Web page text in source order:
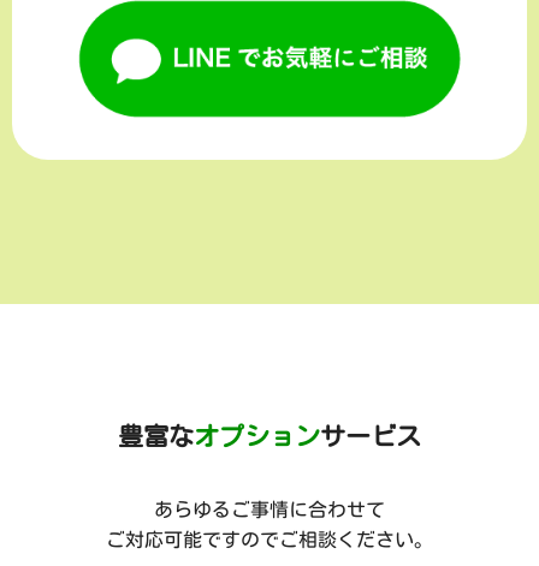
豊富なオプションサービス
あらゆるご事情に合わせて
ご対応可能ですのでご相談ください。